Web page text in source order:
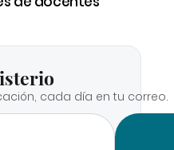
cada día en tu correo.